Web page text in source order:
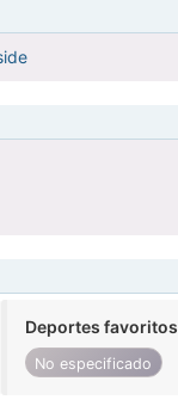
Deportes favoritos
No especificado